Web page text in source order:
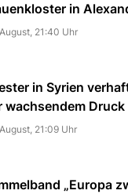
in
21:40 Uhr
in Syrien
wachsendem
21:09 Uhr
„Europa